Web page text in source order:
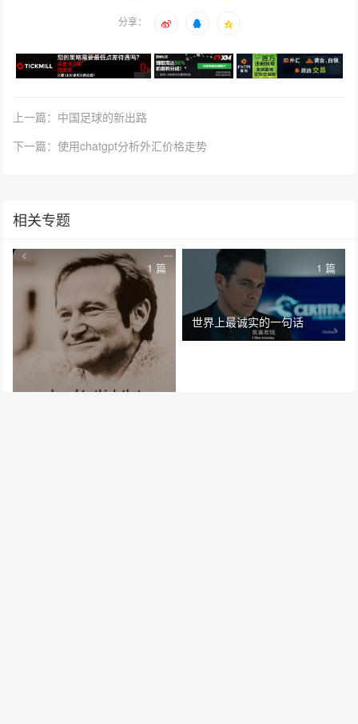
分享：
上一篇：中国足球的新出路
下一篇：使用chatgpt分析外汇价格走势
相关专题
1 篇
世界上最诚实的一句话
1 篇